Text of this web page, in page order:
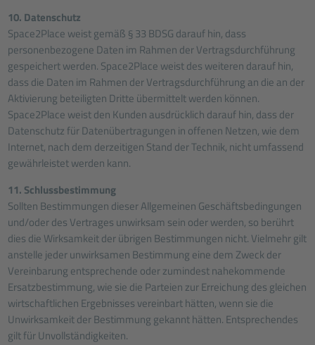
10. Datenschutz
Space2Place weist gemäß § 33 BDSG darauf hin, dass
personenbezogene Daten im Rahmen der Vertragsdurchführung
gespeichert werden. Space2Place weist des weiteren darauf hin,
dass die Daten im Rahmen der Vertragsdurchführung an die an der
Aktivierung beteiligten Dritte übermittelt werden können.
Space2Place weist den Kunden ausdrücklich darauf hin, dass der
Datenschutz für Datenübertragungen in offenen Netzen, wie dem
Internet, nach dem derzeitigen Stand der Technik, nicht umfassend
gewährleistet werden kann.
11. Schlussbestimmung
Sollten Bestimmungen dieser Allgemeinen Geschäftsbedingungen
und/oder des Vertrages unwirksam sein oder werden, so berührt
dies die Wirksamkeit der übrigen Bestimmungen nicht. Vielmehr gilt
anstelle jeder unwirksamen Bestimmung eine dem Zweck der
Vereinbarung entsprechende oder zumindest nahekommende
Ersatzbestimmung, wie sie die Parteien zur Erreichung des gleichen
wirtschaftlichen Ergebnisses vereinbart hätten, wenn sie die
Unwirksamkeit der Bestimmung gekannt hätten. Entsprechendes
gilt für Unvollständigkeiten.